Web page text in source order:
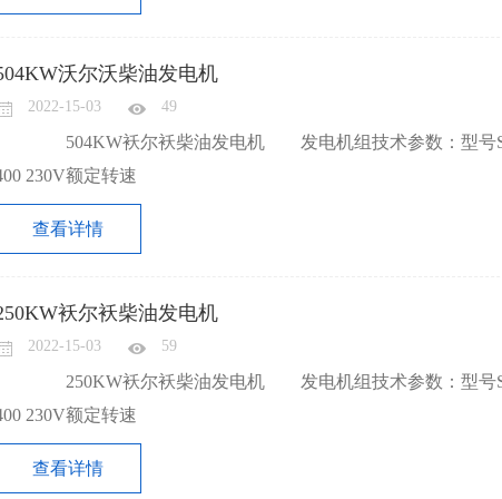
沃尔沃柴油发电机
2022-15-03 49
504KW袄尔袄柴油发电机 发电机组技术参数：型号
230V额定转速
查看详情
袄尔袄柴油发电机
2022-15-03 59
250KW袄尔袄柴油发电机 发电机组技术参数：型号
230V额定转速
查看详情